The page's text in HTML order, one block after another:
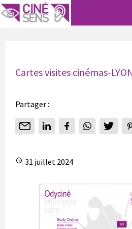
Cartes visites cinémas-
Partager :
31 juillet 2024